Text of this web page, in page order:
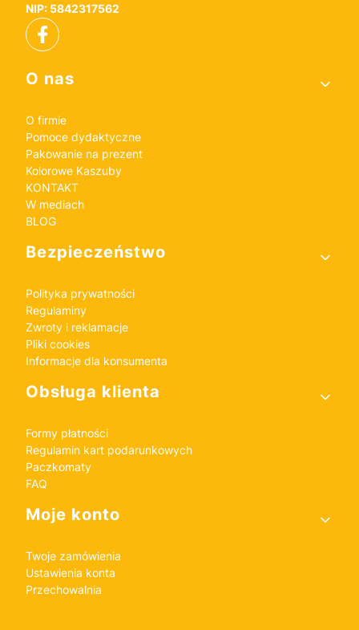
NIP: 5842317562
Linki w stopce
O nas
O firmie
Pomoce dydaktyczne
Pakowanie na prezent
Kolorowe Kaszuby
KONTAKT
W mediach
BLOG
Bezpieczeństwo
Polityka prywatności
Regulaminy
Zwroty i reklamacje
Pliki cookies
Informacje dla konsumenta
Obsługa klienta
Formy płatności
Regulamin kart podarunkowych
Paczkomaty
FAQ
Moje konto
Twoje zamówienia
Ustawienia konta
Przechowalnia